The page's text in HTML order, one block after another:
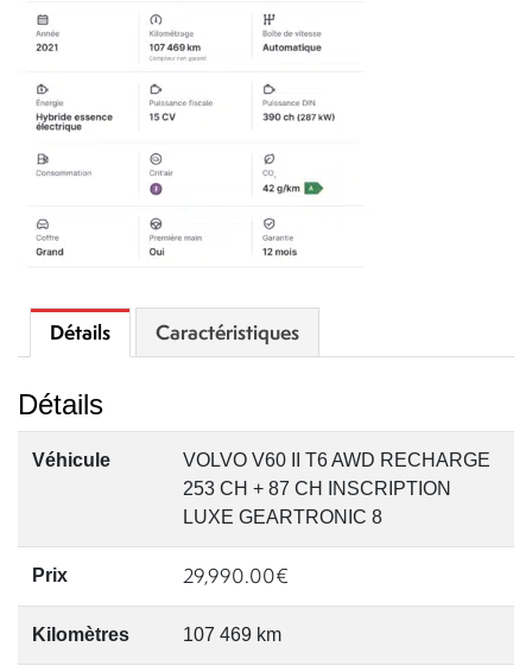
Détails Caractéristiques
Détails
Véhicule
VOLVO V60 II T6 AWD RECHARGE
253 CH + 87 CH INSCRIPTION
LUXE GEARTRONIC 8
Prix 29,990.00€
Kilomètres 107 469 km